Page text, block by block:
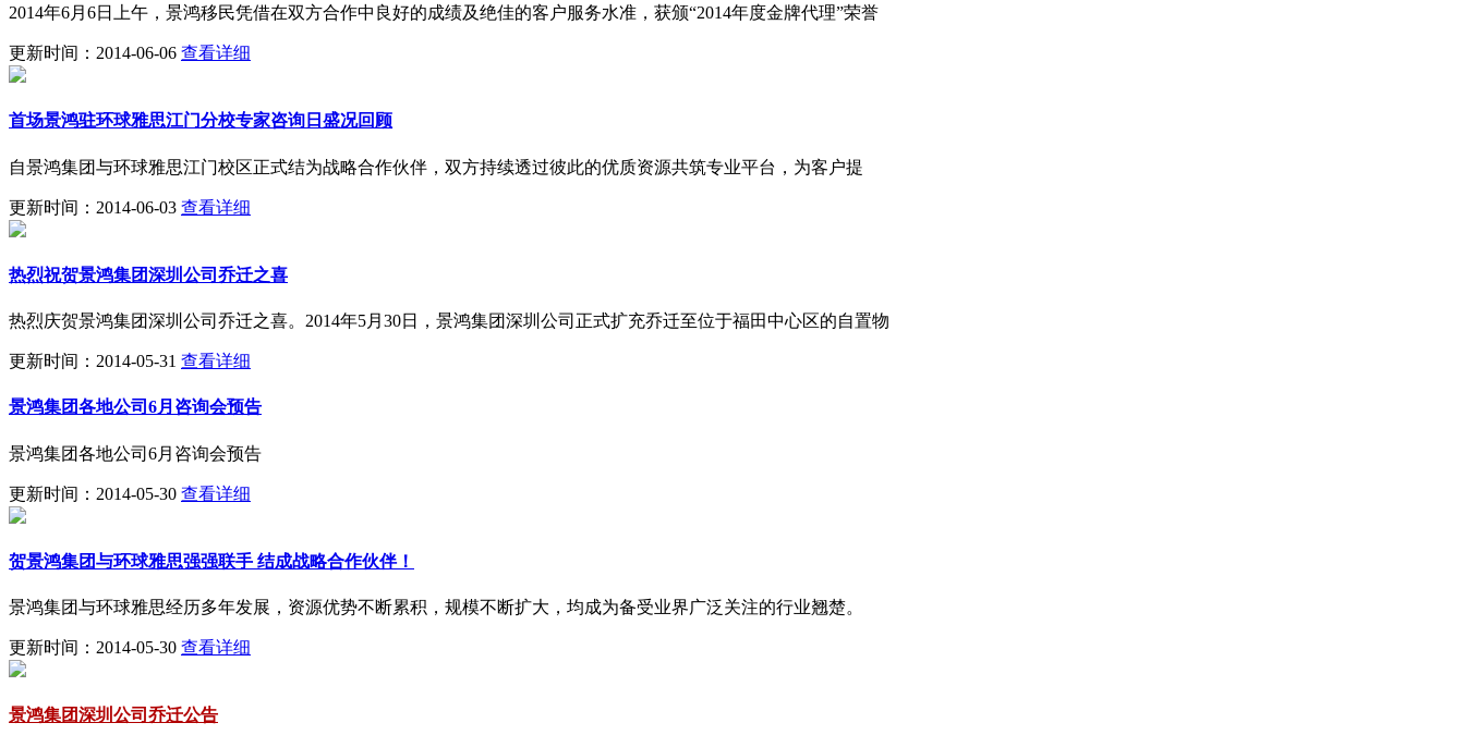
2014年6月6日上午，景鸿移民凭借在双方合作中良好的成绩及绝佳的客户服务水准，获颁“2014年度金牌代理”荣誉
更新时间：2014-06-06 查看详细
首场景鸿驻环球雅思江门分校专家咨询日盛况回顾
自景鸿集团与环球雅思江门校区正式结为战略合作伙伴，双方持续透过彼此的优质资源共筑专业平台，为客户提
更新时间：2014-06-03 查看详细
热烈祝贺景鸿集团深圳公司乔迁之喜
热烈庆贺景鸿集团深圳公司乔迁之喜。2014年5月30日，景鸿集团深圳公司正式扩充乔迁至位于福田中心区的自置物
更新时间：2014-05-31 查看详细
景鸿集团各地公司6月咨询会预告
景鸿集团各地公司6月咨询会预告
更新时间：2014-05-30 查看详细
贺景鸿集团与环球雅思强强联手 结成战略合作伙伴！
景鸿集团与环球雅思经历多年发展，资源优势不断累积，规模不断扩大，均成为备受业界广泛关注的行业翘楚。
更新时间：2014-05-30 查看详细
景鸿集团深圳公司乔迁公告